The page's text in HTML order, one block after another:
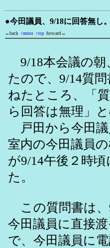
●今田議員、9/18に回答無し
←back ↑menu ↑top forward→
9/18本会議の朝
たので、9/14質
ねたところ、「
ら回答は無理」
戸田から今田議
室内の今田議員
が9/14午後２時
た。
この質問書は、
今田議員に直接
で、今田議員に